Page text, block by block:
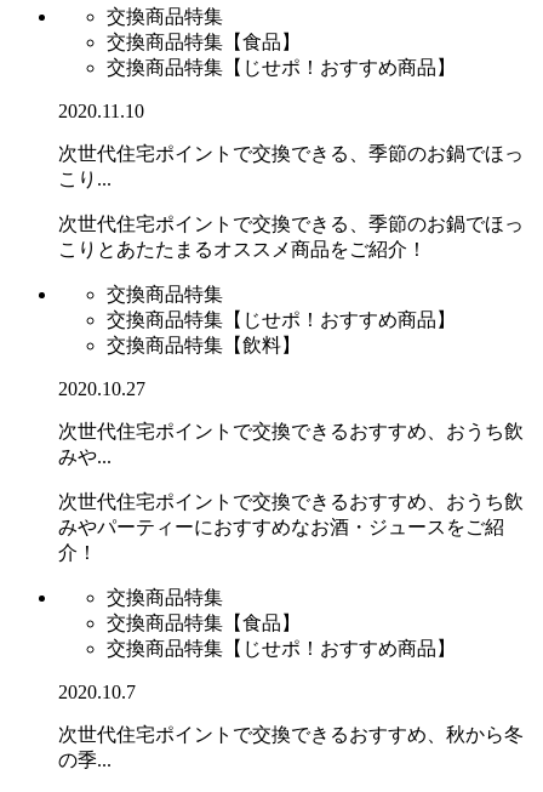
交換商品特集
交換商品特集【食品】
交換商品特集【じせポ！おすすめ商品】
2020.11.10
次世代住宅ポイントで交換できる、季節のお鍋でほっ
こり...
次世代住宅ポイントで交換できる、季節のお鍋でほっ
こりとあたたまるオススメ商品をご紹介！
交換商品特集
交換商品特集【じせポ！おすすめ商品】
交換商品特集【飲料】
2020.10.27
次世代住宅ポイントで交換できるおすすめ、おうち飲
みや...
次世代住宅ポイントで交換できるおすすめ、おうち飲
みやパーティーにおすすめなお酒・ジュースをご紹
介！
交換商品特集
交換商品特集【食品】
交換商品特集【じせポ！おすすめ商品】
2020.10.7
次世代住宅ポイントで交換できるおすすめ、秋から冬
の季...